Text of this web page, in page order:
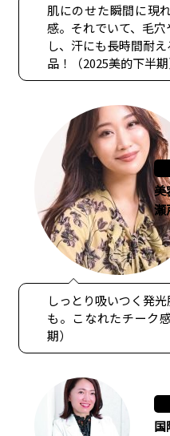
肌にのせた瞬間に現
感。それでいて、毛
し、汗にも長時間耐
品！（2025美的下半期
美
瀬
しっとり吸いつく発
も。こなれたチーク
期）
国